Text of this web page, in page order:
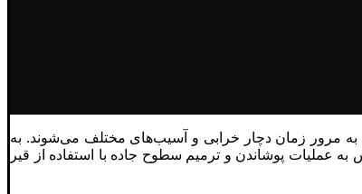
مرور زمان دچار خرابی و آسیب‌های مختلف می‌شوند. به
عملیات پوشاندن و ترمیم سطوح جاده با استفاده از قیر